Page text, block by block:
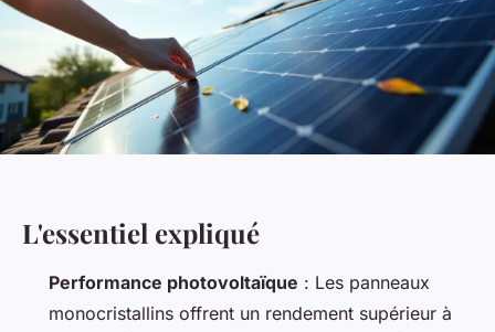
L'essentiel expliqué
Performance photovoltaïque : Les panneaux
monocristallins offrent un rendement supérieur à